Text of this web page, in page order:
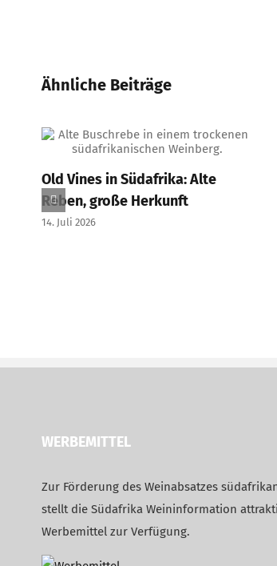
Ähnliche Beiträge
Old Vines in Südafrika: Alte
Reben, große Herkunft
14. Juli 2026
WERBEMITTEL
Zur Förderung des Weinabsatzes
stellt die Südafrika Weininformation
Werbemittel zur Verfügung.